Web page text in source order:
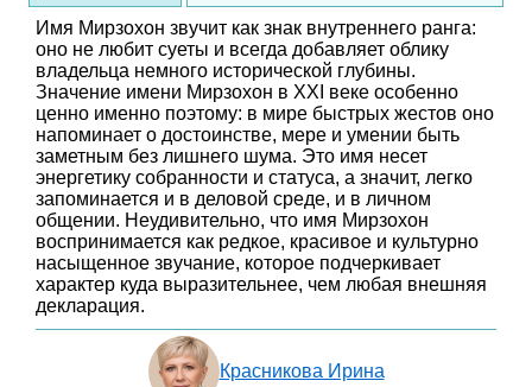
Имя Мирзохон звучит как знак внутреннего ранга:
оно не любит суеты и всегда добавляет облику
владельца немного исторической глубины.
Значение имени Мирзохон в XXI веке особенно
ценно именно поэтому: в мире быстрых жестов оно
напоминает о достоинстве, мере и умении быть
заметным без лишнего шума. Это имя несет
энергетику собранности и статуса, а значит, легко
запоминается и в деловой среде, и в личном
общении. Неудивительно, что имя Мирзохон
воспринимается как редкое, красивое и культурно
насыщенное звучание, которое подчеркивает
характер куда выразительнее, чем любая внешняя
декларация.
Красникова Ирина